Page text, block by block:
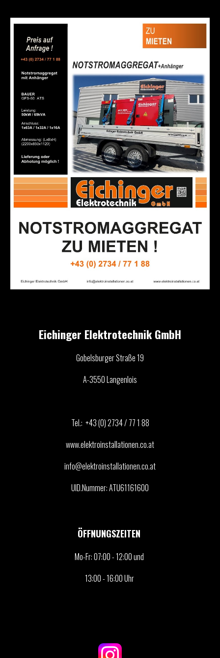
Eichinger Elektrotechnik GmbH
Gobelsburger Straße 19
A-3550 Langenlois
Tel.: +43 (0) 2734 / 77 1 88
www.elektroinstallationen.co.at
info@elektroinstallationen.co.at
UID.Nummer: ATU61161600
ÖFFNUNGSZEITEN
Mo-Fr: 07:00 - 12:00 und
13:00 - 16:00 Uhr